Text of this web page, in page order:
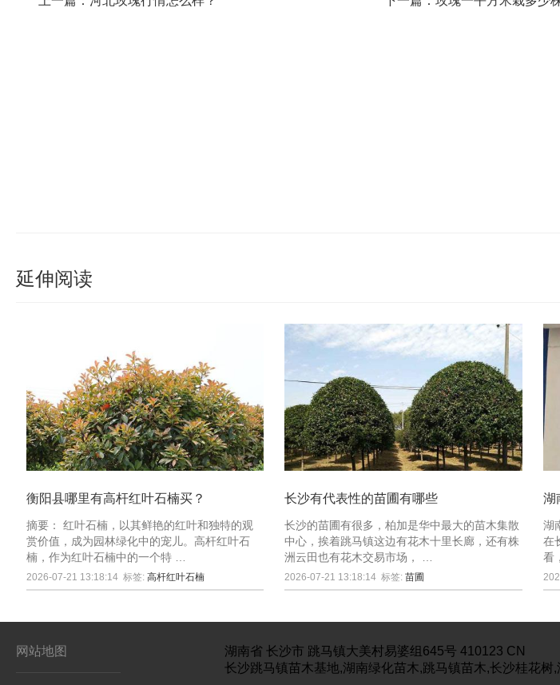
延伸阅读
衡阳县哪里有高杆红叶石楠买？
摘要： 红叶石楠，以其鲜艳的红叶和独特的观
赏价值，成为园林绿化中的宠儿。高杆红叶石
楠，作为红叶石楠中的一个特 …
2026-07-21 13:18:14 标签:高杆红叶石楠
长沙有代表性的苗圃有哪些
长沙的苗圃有很多，柏加是华中最大的苗木集散
中心，挨着跳马镇这边有花木十里长廊，还有株
洲云田也有花木交易市场， …
2026-07-21 13:18:14 标签:苗圃
湖
湖
在
看
网站地图 湖南省 长沙市 跳马镇大美村易婆组645号 410123 CN
长沙跳马镇苗木基地,湖南绿化苗木,跳马镇苗木,长沙桂花